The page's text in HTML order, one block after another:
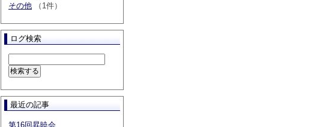
その他 （1件）
ログ検索
最近の記事
第16回昇暁会